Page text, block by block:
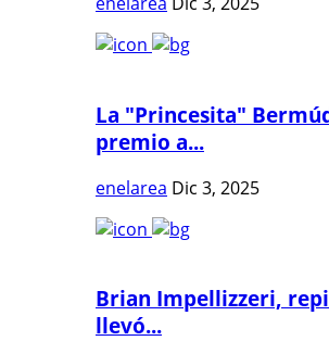
La "Princesita"
premio a...
enelarea Dic 3, 2025
Brian Impellizzeri,
llevó...